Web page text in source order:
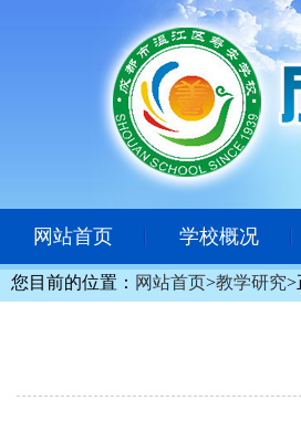
网站首页 学校概况
您目前的位置： 网站首页>教学研究>